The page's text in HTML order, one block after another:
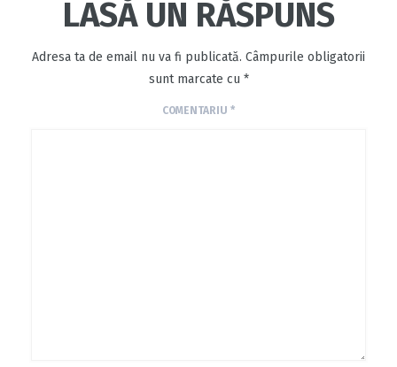
LASĂ UN RĂSPUNS
Adresa ta de email nu va fi publicată. Câmpurile obligatorii
sunt marcate cu *
COMENTARIU *